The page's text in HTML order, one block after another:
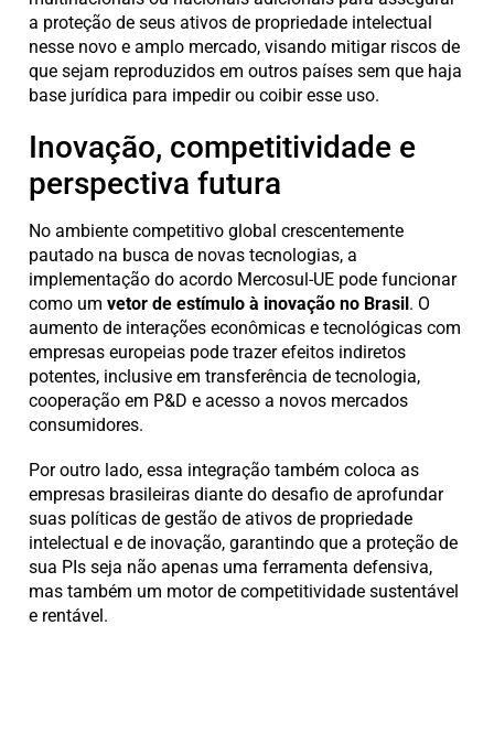
a proteção de seus ativos de propriedade intelectual
nesse novo e amplo mercado, visando mitigar riscos de
que sejam reproduzidos em outros países sem que haja
base jurídica para impedir ou coibir esse uso.
Inovação, competitividade e
perspectiva futura
No ambiente competitivo global crescentemente
pautado na busca de novas tecnologias, a
implementação do acordo Mercosul-UE pode funcionar
como um vetor de estímulo à inovação no Brasil. O
aumento de interações econômicas e tecnológicas com
empresas europeias pode trazer efeitos indiretos
potentes, inclusive em transferência de tecnologia,
cooperação em P&D e acesso a novos mercados
consumidores.
Por outro lado, essa integração também coloca as
empresas brasileiras diante do desafio de aprofundar
suas políticas de gestão de ativos de propriedade
intelectual e de inovação, garantindo que a proteção de
sua PIs seja não apenas uma ferramenta defensiva,
mas também um motor de competitividade sustentável
e rentável.